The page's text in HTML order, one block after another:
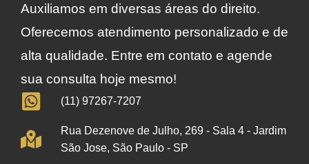
Auxiliamos em diversas áreas do direito.
Oferecemos atendimento personalizado e de
alta qualidade. Entre em contato e agende
sua consulta hoje mesmo!
(11) 97267-7207
Rua Dezenove de Julho, 269 - Sala 4 - Jardim
São Jose, São Paulo - SP